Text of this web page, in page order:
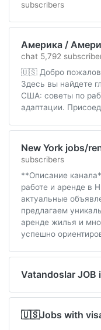
subscribers
Америка /
chat 5,792
🇺🇸 Добро
Здесь вы найдете
США: советы по
адаптации.
New York jobs/
subscribers
**Описание
работе и аренде в
актуальные
предлагаем
аренде жилья и
успешно
Vatandoslar JOB
🇺🇸Jobs with